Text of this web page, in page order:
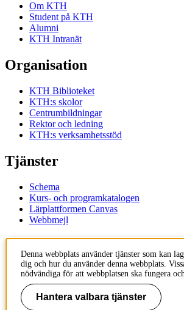
Om KTH
Student på KTH
Alumni
KTH Intranät
Organisation
KTH Biblioteket
KTH:s skolor
Centrumbildningar
Rektor och ledning
KTH:s verksamhetsstöd
Tjänster
Schema
Kurs- och programkatalogen
Lärplattformen Canvas
Webbmejl
Kontakt
KTH
100 44 Stockholm
+46 8 790 60 00
Denna webbplats använder tjänster som kan
dig och hur du använder denna webbplats.
nödvändiga för att webbplatsen ska fungera
Hantera valbara tjänster